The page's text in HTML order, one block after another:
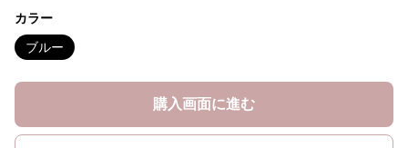
カラー
ブルー
購入画面に進む